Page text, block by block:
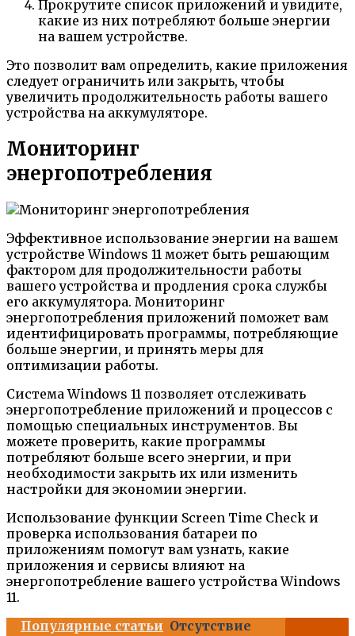
Прокрутите список приложений и увидите,
какие из них потребляют больше энергии
на вашем устройстве.
Это позволит вам определить, какие приложения
следует ограничить или закрыть, чтобы
увеличить продолжительность работы вашего
устройства на аккумуляторе.
Мониторинг
энергопотребления
Эффективное использование энергии на вашем
устройстве Windows 11 может быть решающим
фактором для продолжительности работы
вашего устройства и продления срока службы
его аккумулятора. Мониторинг
энергопотребления приложений поможет вам
идентифицировать программы, потребляющие
больше энергии, и принять меры для
оптимизации работы.
Система Windows 11 позволяет отслеживать
энергопотребление приложений и процессов с
помощью специальных инструментов. Вы
можете проверить, какие программы
потребляют больше всего энергии, и при
необходимости закрыть их или изменить
настройки для экономии энергии.
Использование функции Screen Time Check и
проверка использования батареи по
приложениям помогут вам узнать, какие
приложения и сервисы влияют на
энергопотребление вашего устройства Windows
11.
Популярные статьи Отсутствие